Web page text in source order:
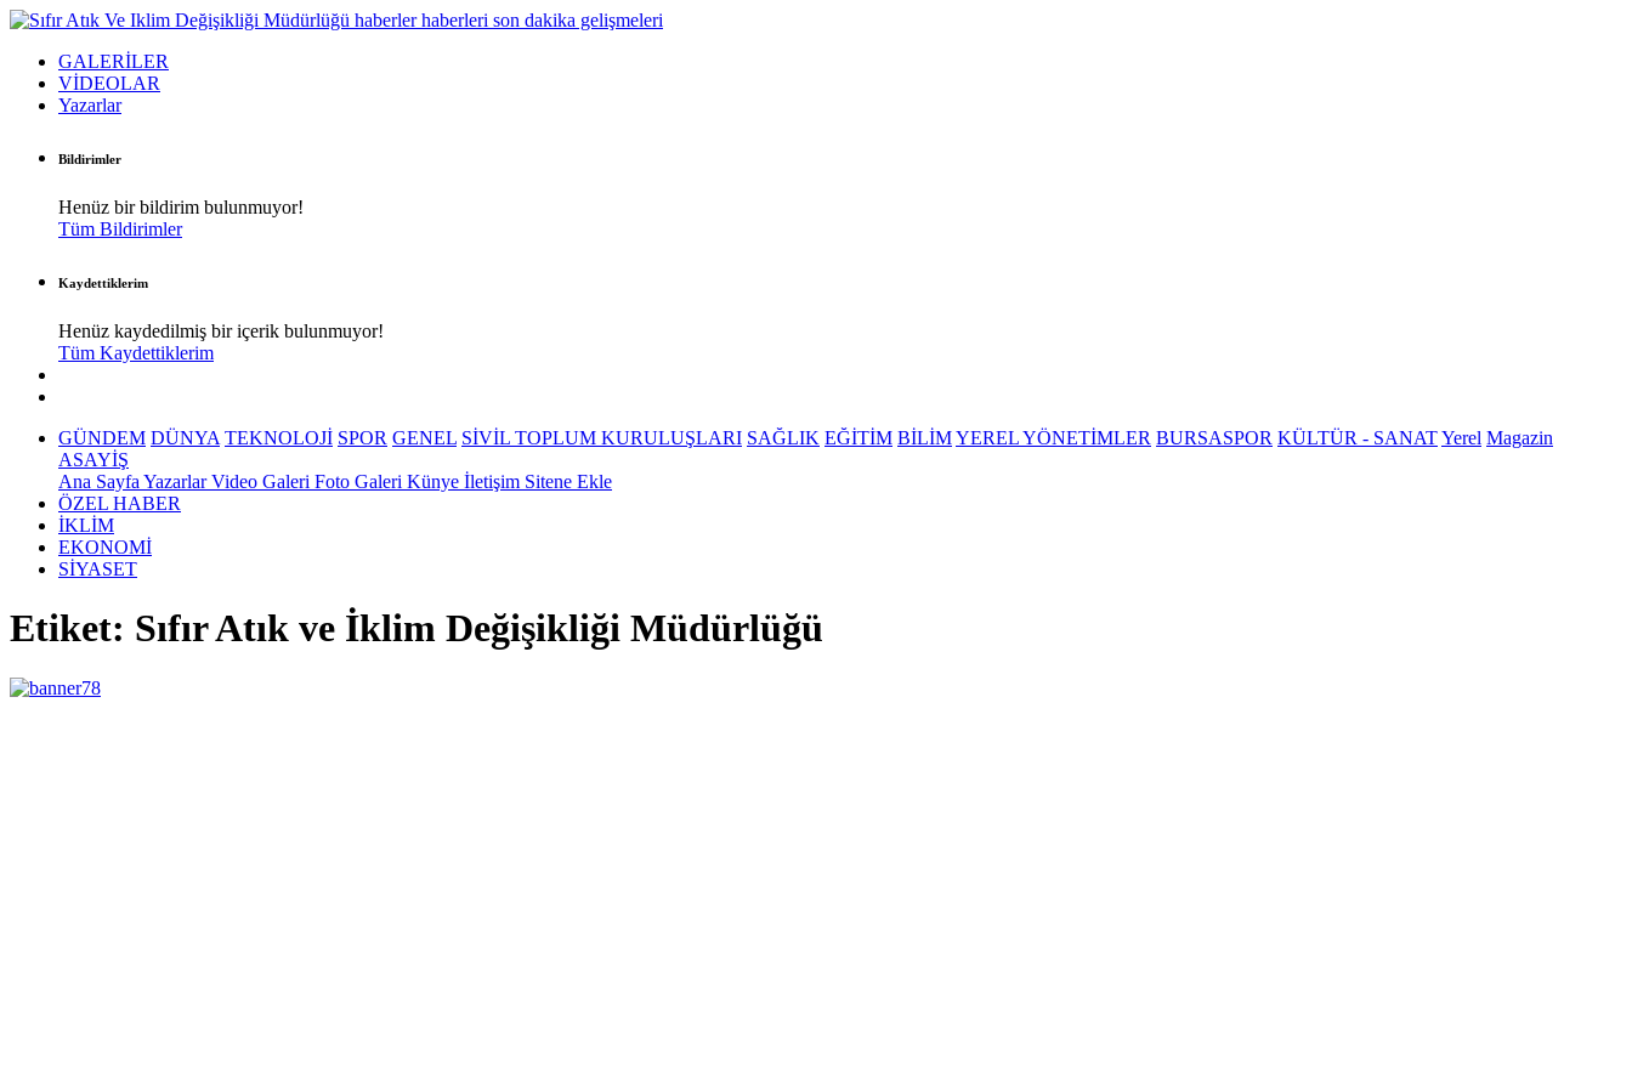
GALERİLER
VİDEOLAR
Yazarlar
Bildirimler
Henüz bir bildirim bulunmuyor!
Tüm Bildirimler
Kaydettiklerim
Henüz kaydedilmiş bir içerik bulunmuyor!
Tüm Kaydettiklerim
GÜNDEM DÜNYA TEKNOLOJİ SPOR GENEL SİVİL TOPLUM KURULUŞLARI SAĞLIK EĞİTİM BİLİMYEREL YÖNETİMLER BURSASPOR KÜLTÜR - SANATYerel Magazin
ASAYİŞ
Ana Sayfa YazarlarVideo Galeri Foto Galeri Künye İletişim Sitene Ekle
ÖZEL HABER
İKLİM
EKONOMİ
SİYASET
Etiket: Sıfır Atık ve İklim Değişikliği Müdürlüğü